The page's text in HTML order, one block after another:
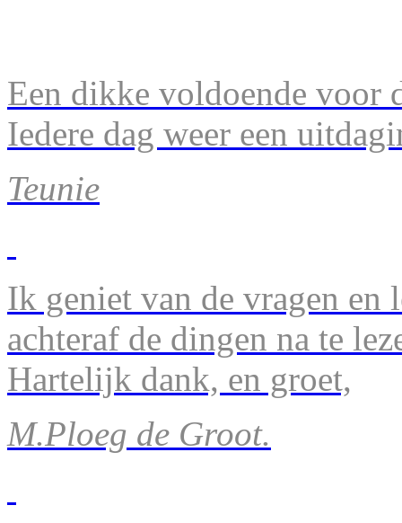
Een dikke voldoende voor
Iedere dag weer een
Teunie
Ik geniet van de vragen en
achteraf de dingen na te
Hartelijk dank, en groet,
M.Ploeg de Groot.